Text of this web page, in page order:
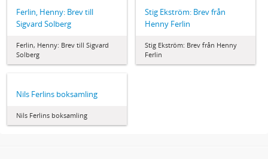
Ferlin, Henny: Brev till
Sigvard Solberg
Ferlin, Henny: Brev till Sigvard
Solberg
Stig Ekström: Brev från
Henny Ferlin
Stig Ekström: Brev från Henny
Ferlin
Nils Ferlins boksamling
Nils Ferlins boksamling